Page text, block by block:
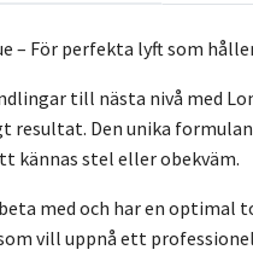
– För perfekta lyft som
till nästa nivå med
resultat. Den unika
kännas stel eller obekväm.
med och har en optimal
vill uppnå ett